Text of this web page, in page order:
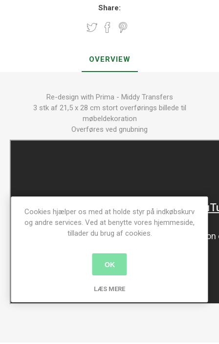
Share:
OVERVIEW
Re-design with Prima - Middy Transfers
3 stk af 21,5 x 28 cm stort overførings billede til
møbeldekoration
Overføres ved gnubning
Cookies hjælper os med at holde styr på indkøbskurv
og andre services. Ved at benytte vores hjemmeside,
tillader du brug af cookies.
OK
LÆS MERE